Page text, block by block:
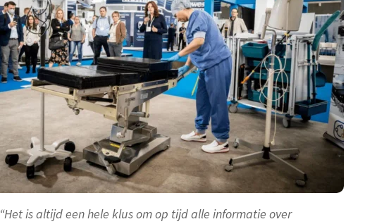
“Het is altijd een hele klus om op tijd alle informatie over